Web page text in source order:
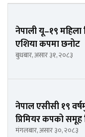
नेपाली यू–१९ महिला
एशिया कपमा छनोट
बुधबार, असार ३१, २०८३
नेपाल एसीसी १९
प्रिमियर कपको समूह
मंगलबार, असार ३०, २०८३